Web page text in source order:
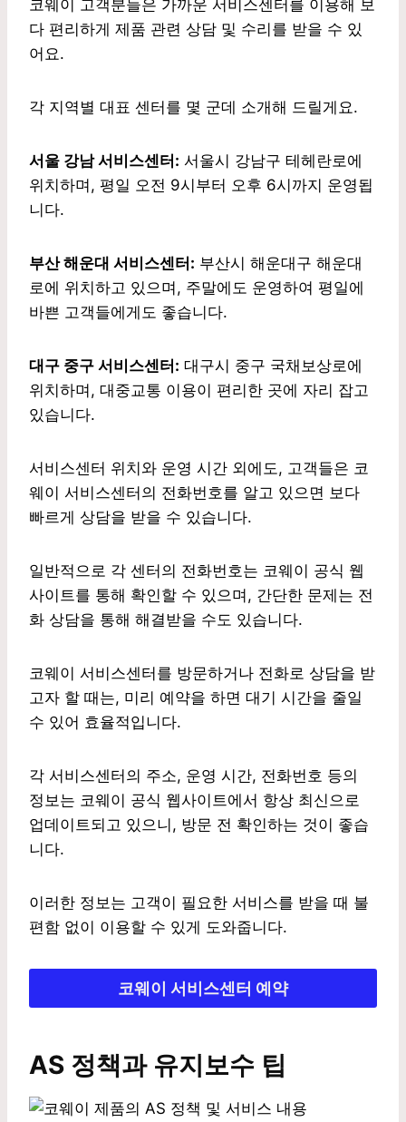
코웨이 고객분들은 가까운 서비스센터를 이용해 보
다 편리하게 제품 관련 상담 및 수리를 받을 수 있
어요.
각 지역별 대표 센터를 몇 군데 소개해 드릴게요.
서울 강남 서비스센터: 서울시 강남구 테헤란로에
위치하며, 평일 오전 9시부터 오후 6시까지 운영됩
니다.
부산 해운대 서비스센터: 부산시 해운대구 해운대
로에 위치하고 있으며, 주말에도 운영하여 평일에
바쁜 고객들에게도 좋습니다.
대구 중구 서비스센터: 대구시 중구 국채보상로에
위치하며, 대중교통 이용이 편리한 곳에 자리 잡고
있습니다.
서비스센터 위치와 운영 시간 외에도, 고객들은 코
웨이 서비스센터의 전화번호를 알고 있으면 보다
빠르게 상담을 받을 수 있습니다.
일반적으로 각 센터의 전화번호는 코웨이 공식 웹
사이트를 통해 확인할 수 있으며, 간단한 문제는 전
화 상담을 통해 해결받을 수도 있습니다.
코웨이 서비스센터를 방문하거나 전화로 상담을 받
고자 할 때는, 미리 예약을 하면 대기 시간을 줄일
수 있어 효율적입니다.
각 서비스센터의 주소, 운영 시간, 전화번호 등의
정보는 코웨이 공식 웹사이트에서 항상 최신으로
업데이트되고 있으니, 방문 전 확인하는 것이 좋습
니다.
이러한 정보는 고객이 필요한 서비스를 받을 때 불
편함 없이 이용할 수 있게 도와줍니다.
코웨이 서비스센터 예약
AS 정책과 유지보수 팁